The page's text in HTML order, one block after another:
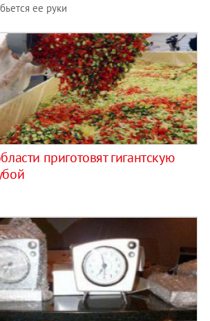
ее руки
приготовят гигантскую